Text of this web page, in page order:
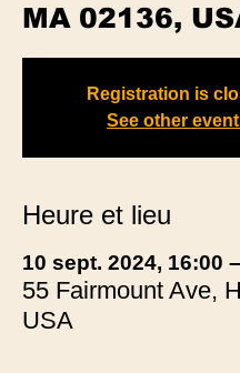
MA 02136,
Registration is
See other
Heure et lieu
10 sept. 2024, 16:00
55 Fairmount Ave,
USA